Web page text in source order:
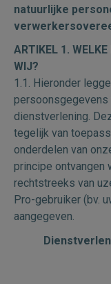
natuurlijke
ARTIKEL 1. WELKE
WIJ?
1.1. Hieronder
persoonsgegevens
dienstverlening.
tegelijk van
onderdelen van
principe ontvangen
rechtstreeks van
Pro-gebruiker (bv.
aangegeven.